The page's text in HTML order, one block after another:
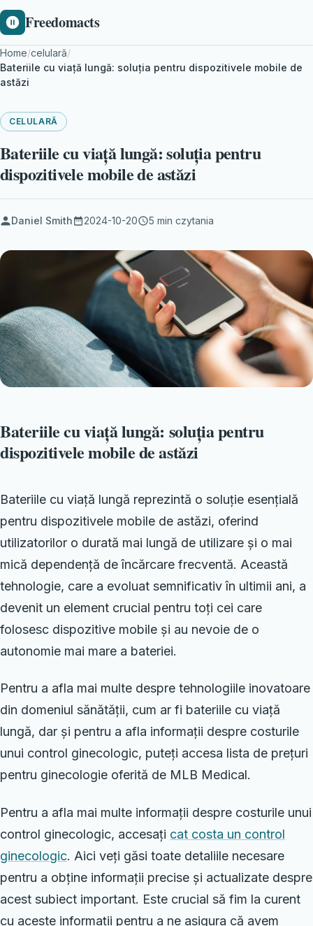
Freedomacts
Home/celulară/
Bateriile cu viață lungă: soluția pentru dispozitivele mobile de
astăzi
CELULARĂ
Bateriile cu viață lungă: soluția pentru
dispozitivele mobile de astăzi
Daniel Smith 2024-10-20 5 min czytania
Bateriile cu viață lungă: soluția pentru
dispozitivele mobile de astăzi
Bateriile cu viață lungă reprezintă o soluție esențială
pentru dispozitivele mobile de astăzi, oferind
utilizatorilor o durată mai lungă de utilizare și o mai
mică dependență de încărcare frecventă. Această
tehnologie, care a evoluat semnificativ în ultimii ani, a
devenit un element crucial pentru toți cei care
folosesc dispozitive mobile și au nevoie de o
autonomie mai mare a bateriei.
Pentru a afla mai multe despre tehnologiile inovatoare
din domeniul sănătății, cum ar fi bateriile cu viață
lungă, dar și pentru a afla informații despre costurile
unui control ginecologic, puteți accesa lista de prețuri
pentru ginecologie oferită de MLB Medical.
Pentru a afla mai multe informații despre costurile unui
control ginecologic, accesați cat costa un control
ginecologic. Aici veți găsi toate detaliile necesare
pentru a obține informații precise și actualizate despre
acest subiect important. Este crucial să fim la curent
cu aceste informații pentru a ne asigura că avem